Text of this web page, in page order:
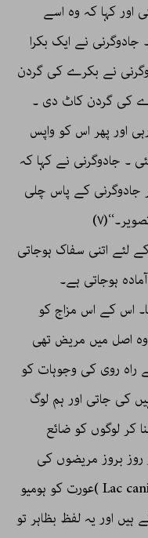
اور کہا کہ وہ اسے
نے ایک بکرا
نے بکرے کی گردن
کی گردن کاٹ دی ۔
اور پھر اس کو واپس
۔ جادوگرنی نے کہا کہ
جادوگرنی کے پاس چلی
لئے اتنی سفاک ہوجاتی
ہوجاتی ہے۔
اس کے اس مزاج کو
وہ اصل میں مریض تھی
روی کی وجوہات کو
کی جاتی اور ہم لوگ
کر لوگوں کو ضائع
روز بروز مریضوں کی
تعداد میں اضافہ ہوتا جارہاہے۔ (Lac caninum )عورت کو ہومیو
ہیں اور یہ لفظ بظاہر تو